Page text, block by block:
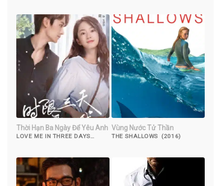
Thời Hạn Ba Ngày Để Yêu Anh
LOVE ME IN THREE DAYS
Vùng Nước Tử Thần
THE SHALLOWS (2016)